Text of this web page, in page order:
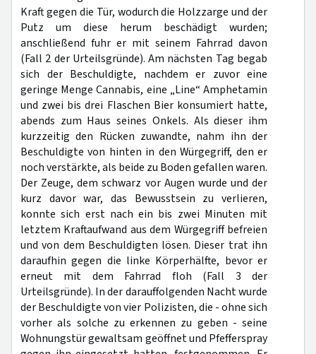
Kraft gegen die Tür, wodurch die Holzzarge und der
Putz um diese herum beschädigt wurden;
anschließend fuhr er mit seinem Fahrrad davon
(Fall 2 der Urteilsgründe). Am nächsten Tag begab
sich der Beschuldigte, nachdem er zuvor eine
geringe Menge Cannabis, eine „Line“ Amphetamin
und zwei bis drei Flaschen Bier konsumiert hatte,
abends zum Haus seines Onkels. Als dieser ihm
kurzzeitig den Rücken zuwandte, nahm ihn der
Beschuldigte von hinten in den Würgegriff, den er
noch verstärkte, als beide zu Boden gefallen waren.
Der Zeuge, dem schwarz vor Augen wurde und der
kurz davor war, das Bewusstsein zu verlieren,
konnte sich erst nach ein bis zwei Minuten mit
letztem Kraftaufwand aus dem Würgegriff befreien
und von dem Beschuldigten lösen. Dieser trat ihn
daraufhin gegen die linke Körperhälfte, bevor er
erneut mit dem Fahrrad floh (Fall 3 der
Urteilsgründe). In der darauffolgenden Nacht wurde
der Beschuldigte von vier Polizisten, die - ohne sich
vorher als solche zu erkennen zu geben - seine
Wohnungstür gewaltsam geöffnet und Pfefferspray